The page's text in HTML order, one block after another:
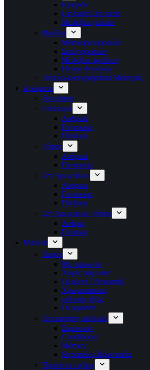
Κραγιόν
Lip balm/Lip scrub
Μολύβια χειλιών
Φρύδια
Μάσκαρα φρυδιών
Σκιές φρυδιών
Μολύβια φρυδιών
Henna Φρυδιών
Πινέλα-Σφουγγαράκια Μακιγιάζ
Αρώματα
Seventeen
Επώνυμα
Ανδρικά
Γυναικεία
Παιδικά
Τύπου
Ανδρικά
Γυναικεία
Σετ Αρωμάτων
Ανδρικα
Γυναικεια
Παιδικα
Σετ Αρωματων Τύπου
Άνδρας
Γυναίκα
Μαλλιά
Βαφές
Με αμμωνία
Χωρίς αμμωνία
Οξυζενέ / Ντεκαπάζ
Χρωμομάσκες
κάλυψη ρίζας
Περμανάντ
Περιποίηση μαλλιών
Σαμπουάν
Conditioner
Μάσκες
Θεραπείες-Προστασία
Προϊόντα styling